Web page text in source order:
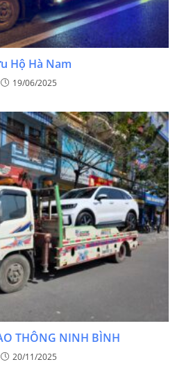
Hộ Hà Nam
19/06/2025
THÔNG NINH BÌNH
20/11/2025